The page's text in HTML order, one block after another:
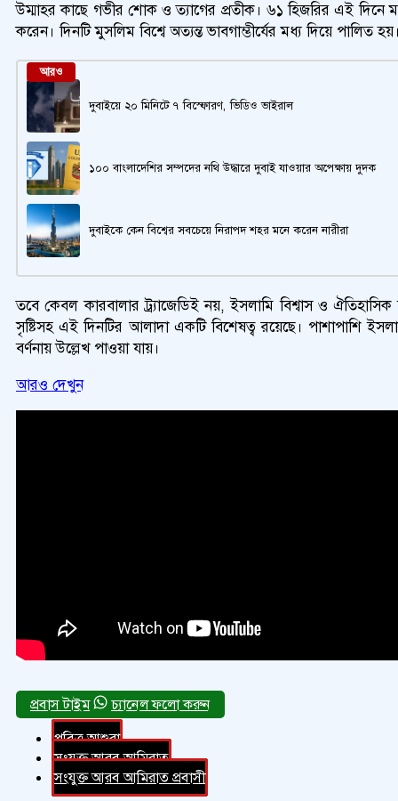
উম্মাহর কাছে গভীর শোক ও ত্যাগের প্রতীক। ৬১ হিজরির এই দিনে
করেন। দিনটি মুসলিম বিশ্বে অত্যন্ত ভাবগাম্ভীর্যের মধ্য দিয়ে পালিত
আরও
দুবাইয়ে ২০ মিনিটে ৭ বিস্ফোরণ, ভিডিও ভাইরাল
১০০ বাংলাদেশির সম্পদের নথি উদ্ধারে দুবাই যাওয়ার অপেক্ষায় দুদক
দুবাইকে কেন বিশ্বের সবচেয়ে নিরাপদ শহর মনে করেন নারীরা
তবে কেবল কারবালার ট্র্যাজেডিই নয়, ইসলামি বিশ্বাস ও
সৃষ্টিসহ এই দিনটির আলাদা একটি বিশেষত্ব রয়েছে। পাশাপাশি
বর্ণনায় উল্লেখ পাওয়া যায়।
আরও দেখুন
চ্যানেল ফলো করুন
পবিত্র আশুরা
সংযুক্ত আরব আমিরাত
সংযুক্ত আরব আমিরাত প্রবাসী